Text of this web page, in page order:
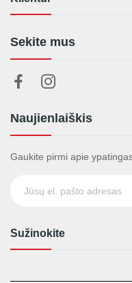
Sekite mus
Naujienlaiškis
Gaukite pirmi apie
Sužinokite